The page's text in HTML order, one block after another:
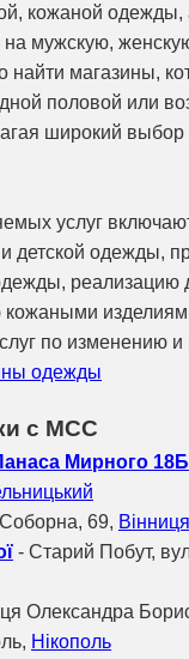
кожаной одежды,
мужскую,
найти магазины,
половой или
широкий
услуг
детской одежды,
реализацию
по изменению
одежды
с МСС
Мирного 18Б
69, Вінниця
- Старий Побут,
Олександра
Нікополь